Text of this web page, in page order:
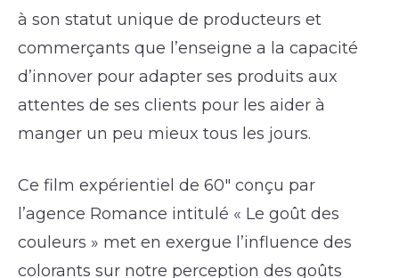
à son statut unique de producteurs et
commerçants que l’enseigne a la capacité
d’innover pour adapter ses produits aux
attentes de ses clients pour les aider à
manger un peu mieux tous les jours.
Ce film expérientiel de 60″ conçu par
l’agence Romance intitulé « Le goût des
couleurs » met en exergue l’influence des
colorants sur notre perception des goûts